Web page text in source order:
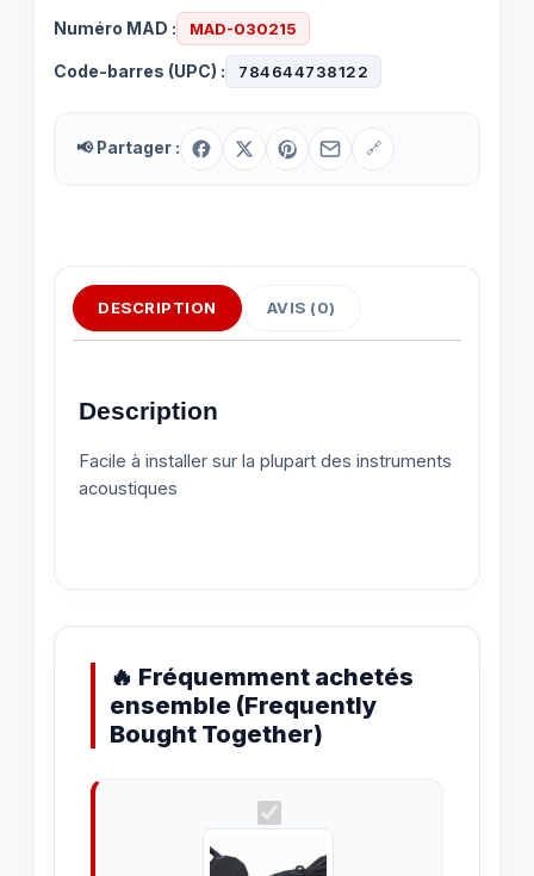
Numéro MAD : MAD-030215
Code-barres (UPC) : 784644738122
📢 Partager : 🔗
DESCRIPTION AVIS (0)
Description
Facile à installer sur la plupart des instruments
acoustiques
🔥 Fréquemment achetés
ensemble (Frequently
Bought Together)